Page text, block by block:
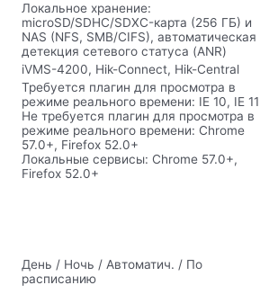
Локальное хранение:
microSD/SDHC/SDXC-карта (256 ГБ) и
NAS (NFS, SMB/CIFS), автоматическая
детекция сетевого статуса (ANR)
iVMS-4200, Hik-Connect, Hik-Central
Требуется плагин для просмотра в
режиме реального времени: IE 10, IE 11
Не требуется плагин для просмотра в
режиме реального времени: Chrome
57.0+, Firefox 52.0+
Локальные сервисы: Chrome 57.0+,
Firefox 52.0+
День / Ночь / Автоматич. / По
расписанию